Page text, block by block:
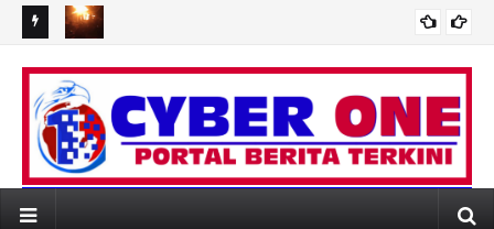
RSUD STAK Buka Penggalangan Dana Bantu Korban Kebakaran